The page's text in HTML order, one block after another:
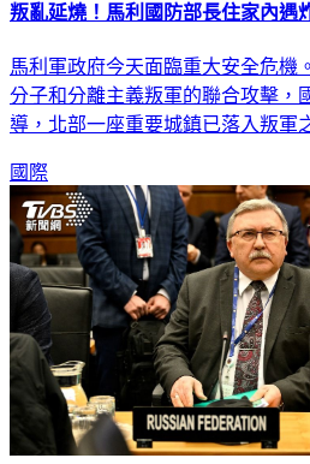
叛亂延燒！馬利國防部長住家內
馬利軍政府今天面臨重大安全危機
分子和分離主義叛軍的聯合攻擊，
導，北部一座重要城鎮已落入叛軍
國際